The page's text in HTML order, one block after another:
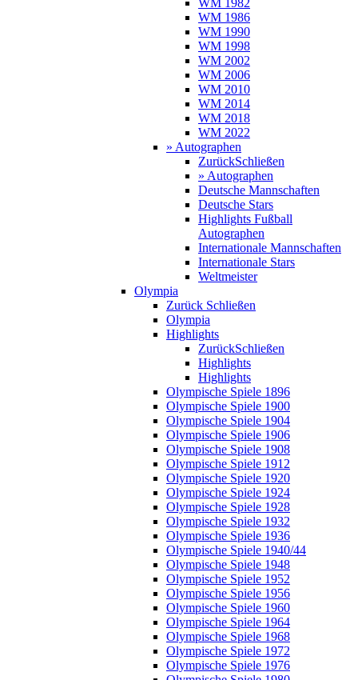
WM 1982
WM 1986
WM 1990
WM 1998
WM 2002
WM 2006
WM 2010
WM 2014
WM 2018
WM 2022
» Autographen
ZurückSchließen
» Autographen
Deutsche Mannschaften
Deutsche Stars
Highlights Fußball
Autographen
Internationale Mannschaften
Internationale Stars
Weltmeister
Olympia
Zurück Schließen
Olympia
Highlights
ZurückSchließen
Highlights
Highlights
Olympische Spiele 1896
Olympische Spiele 1900
Olympische Spiele 1904
Olympische Spiele 1906
Olympische Spiele 1908
Olympische Spiele 1912
Olympische Spiele 1920
Olympische Spiele 1924
Olympische Spiele 1928
Olympische Spiele 1932
Olympische Spiele 1936
Olympische Spiele 1940/44
Olympische Spiele 1948
Olympische Spiele 1952
Olympische Spiele 1956
Olympische Spiele 1960
Olympische Spiele 1964
Olympische Spiele 1968
Olympische Spiele 1972
Olympische Spiele 1976